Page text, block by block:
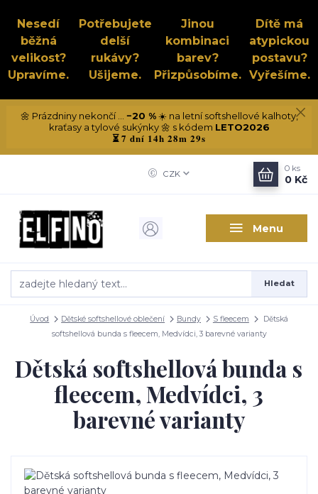
Nesedí
běžná
velikost?
Upravíme.
Potřebujete
delší
rukávy?
Ušijeme.
Jinou
kombinaci
barev?
Přizpůsobíme.
Dítě má
atypickou
postavu?
Vyřešíme.
🌼 Prázdniny nekončí ... −20 %☀️ na letní softshellové kalhoty,
kraťasy a tylové sukýnky 🌼 s kódem LETO2026
⏳7 dní 14h 28m 29s
Menu
CZK
Hledat
0 ks
0 Kč
Úvod Dětské softshellové oblečení Bundy S fleecem
Dětská
softshellová bunda s fleecem, Medvídci, 3 barevné varianty
Dětská softshellová bunda s
fleecem, Medvídci, 3
barevné varianty